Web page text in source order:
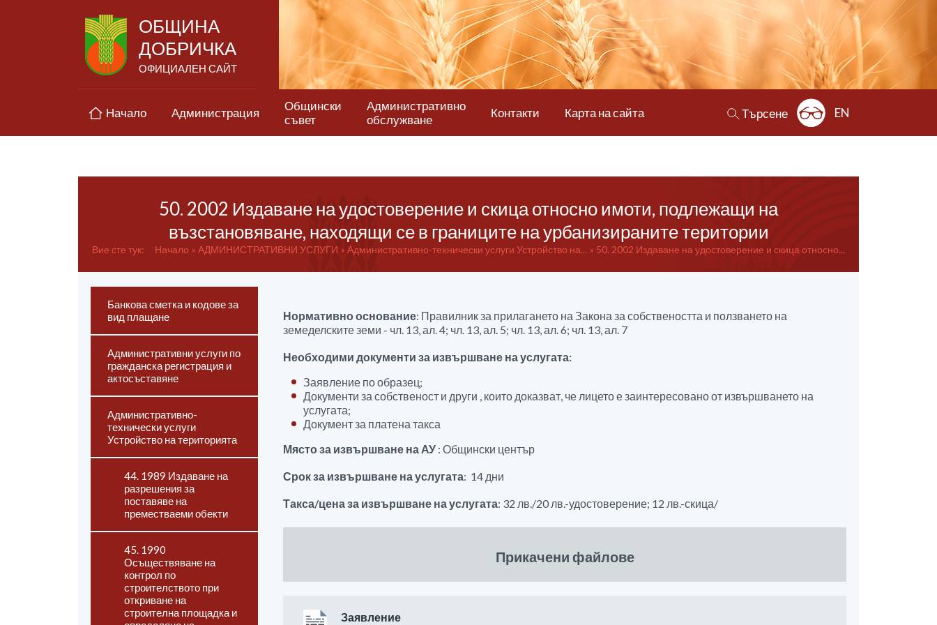
ОБЩИНА
ДОБРИЧКА
ОФИЦИАЛЕН САЙТ
Начало Администрация
Общински
съвет
Административно
обслужване
Контакти Карта на сайта Търсене EN
50. 2002 Издаване на удостоверение и скица относно имоти, подлежащи на
възстановяване, находящи се в границите на урбанизираните територии
Вие сте тук: Начало АДМИНИСТРАТИВНИ УСЛУГИ Административно-технически услуги Устройство на... 50. 2002 Издаване на удостоверение и скица относно...
Банкова сметка и кодове за
вид плащане
Административни услуги по
гражданска регистрация и
актосъставяне
Административно-
технически услуги
Устройство на територията
44. 1989 Издаване на
разрешения за
поставяве на
преместваеми обекти
45. 1990
Осъществяване на
контрол по
строителството при
откриване на
строителна площадка и
Нормативно основание: Правилник за прилагането на Закона за собствеността и ползването на
земеделските земи - чл. 13, ал. 4; чл. 13, ал. 5; чл. 13, ал. 6; чл. 13, ал. 7
Необходими документи за извършване на услугата:
Заявление по образец;
Документи за собственост и други , които доказват, че лицето е заинтересовано от извършването на
услугата;
Документ за платена такса
Място за извършване на АУ : Общински център
Срок за извършване на услугата: 14 дни
Такса/цена за извършване на услугата: 32 лв./20 лв.-удостоверение; 12 лв.-скица/
Прикачени файлове
Заявление